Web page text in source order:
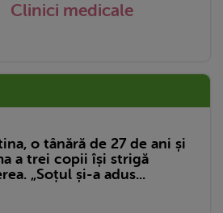
Clinici medicale
o tânără de 27 de ani și
a trei copii își strigă
„Soțul și-a adus...